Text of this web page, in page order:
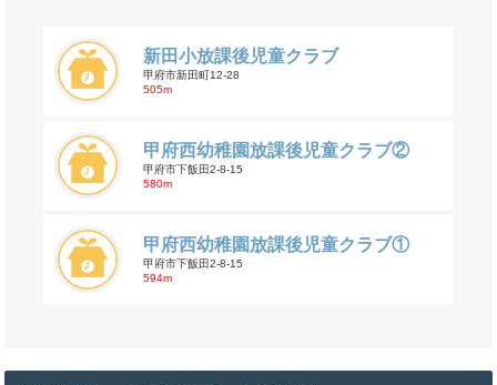
新田小放課後児童クラブ
甲府市新田町12-28
505m
甲府⻄幼稚園放課後児童クラブ②
甲府市下飯田2-8-15
580m
甲府⻄幼稚園放課後児童クラブ①
甲府市下飯田2-8-15
594m